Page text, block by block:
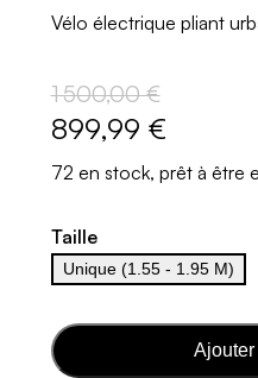
Vélo électrique pliant
1 500,00 €
899,99 €
72 en stock, prêt à être
Taille
Unique (1.55 - 1.95 M)